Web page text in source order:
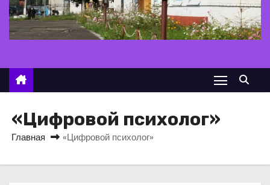
«Цифровой психолог»
Главная «Цифровой психолог»